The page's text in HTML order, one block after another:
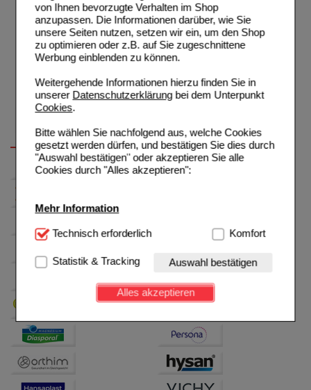
von Ihnen bevorzugte Verhalten im Shop
anzupassen. Die Informationen darüber, wie Sie
unsere Seiten nutzen, setzen wir ein, um den Shop
zu optimieren oder z.B. auf Sie zugeschnittene
Werbung einblenden zu können.
Weitergehende Informationen hierzu finden Sie in
unserer Datenschutzerklärungbei dem Unterpunkt
Cookies.
Bitte wählen Sie nachfolgend aus, welche Cookies
gesetzt werden dürfen, und bestätigen Sie dies durch
"Auswahl bestätigen" oder akzeptieren Sie alle
Cookies durch "Alles akzeptieren":
Mehr Information
Technisch Notwendig:Hierbei handelt es sich um
Website notwendig sind (z.B. Navigation, Warenkorb,
Kundenkonto), weshalb auf diese nicht verzichtet
werden kann.
Einkaufserlebnis noch ansprechender zu gestalten,
beispielsweise für die Wiedererkennung des
Besuchers oder unsere Seite an bevorzugte
Verhaltensweisen (z.B. Spracheinstellung)
anzupassen. Komfort-Cookies ermöglichen es uns
auch auf Ihre Bedürfnisse zugeschrittene Inhalte
Technisch erforderlich Komfort
Statistik & Tracking Auswahl bestätigen
Alles akzeptieren